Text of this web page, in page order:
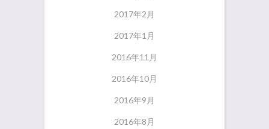
2017年2月
2017年1月
2016年11月
2016年10月
2016年9月
2016年8月